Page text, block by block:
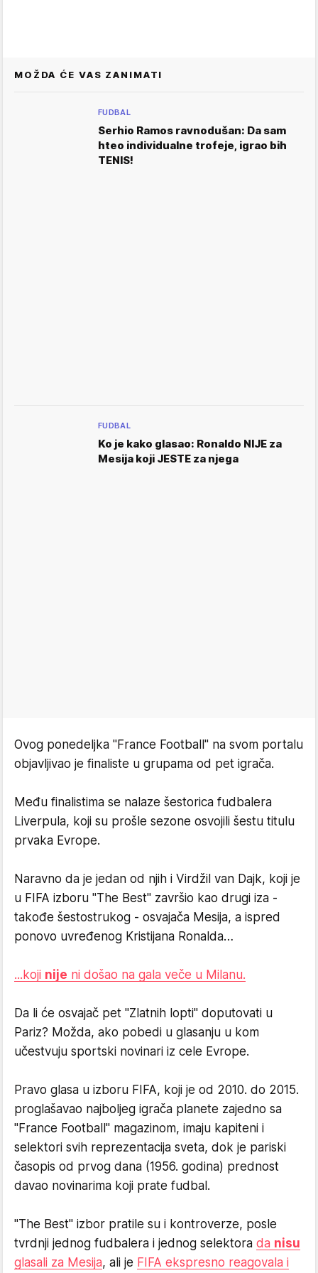
MOŽDA ĆE VAS ZANIMATI
FUDBAL
Serhio Ramos ravnodušan: Da sam
hteo individualne trofeje, igrao bih
TENIS!
FUDBAL
Ko je kako glasao: Ronaldo NIJE za
Mesija koji JESTE za njega
Ovog ponedeljka "France Football" na svom portalu
objavljivao je finaliste u grupama od pet igrača.
Među finalistima se nalaze šestorica fudbalera
Liverpula, koji su prošle sezone osvojili šestu titulu
prvaka Evrope.
Naravno da je jedan od njih i Virdžil van Dajk, koji je
u FIFA izboru "The Best" završio kao drugi iza -
takođe šestostrukog - osvajača Mesija, a ispred
ponovo uvređenog Kristijana Ronalda…
...koji nije ni došao na gala veče u Milanu.
Da li će osvajač pet "Zlatnih lopti" doputovati u
Pariz? Možda, ako pobedi u glasanju u kom
učestvuju sportski novinari iz cele Evrope.
Pravo glasa u izboru FIFA, koji je od 2010. do 2015.
proglašavao najboljeg igrača planete zajedno sa
"France Football" magazinom, imaju kapiteni i
selektori svih reprezentacija sveta, dok je pariski
časopis od prvog dana (1956. godina) prednost
davao novinarima koji prate fudbal.
"The Best" izbor pratile su i kontroverze, posle
tvrdnji jednog fudbalera i jednog selektora da nisu
glasali za Mesija, ali je FIFA ekspresno reagovala i